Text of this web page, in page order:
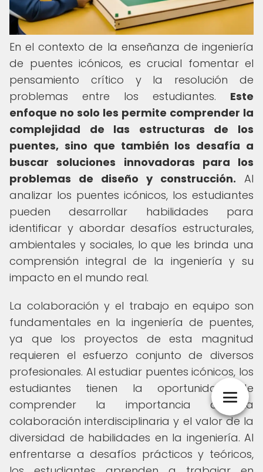
En el contexto de la enseñanza de ingeniería
de puentes icónicos, es crucial fomentar el
pensamiento crítico y la resolución de
problemas entre los estudiantes. Este
enfoque no solo les permite comprender la
complejidad de las estructuras de los
puentes, sino que también los desafía a
buscar soluciones innovadoras para los
problemas de diseño y construcción. Al
analizar los puentes icónicos, los estudiantes
pueden desarrollar habilidades para
identificar y abordar desafíos estructurales,
ambientales y sociales, lo que les brinda una
comprensión integral de la ingeniería y su
impacto en el mundo real.
La colaboración y el trabajo en equipo son
fundamentales en la ingeniería de puentes,
ya que los proyectos de esta magnitud
requieren el esfuerzo conjunto de diversos
profesionales. Al estudiar puentes icónicos, los
estudiantes tienen la oportunidad de
comprender la importancia de la
colaboración interdisciplinaria y el valor de la
diversidad de habilidades en la ingeniería. Al
enfrentarse a desafíos prácticos y teóricos,